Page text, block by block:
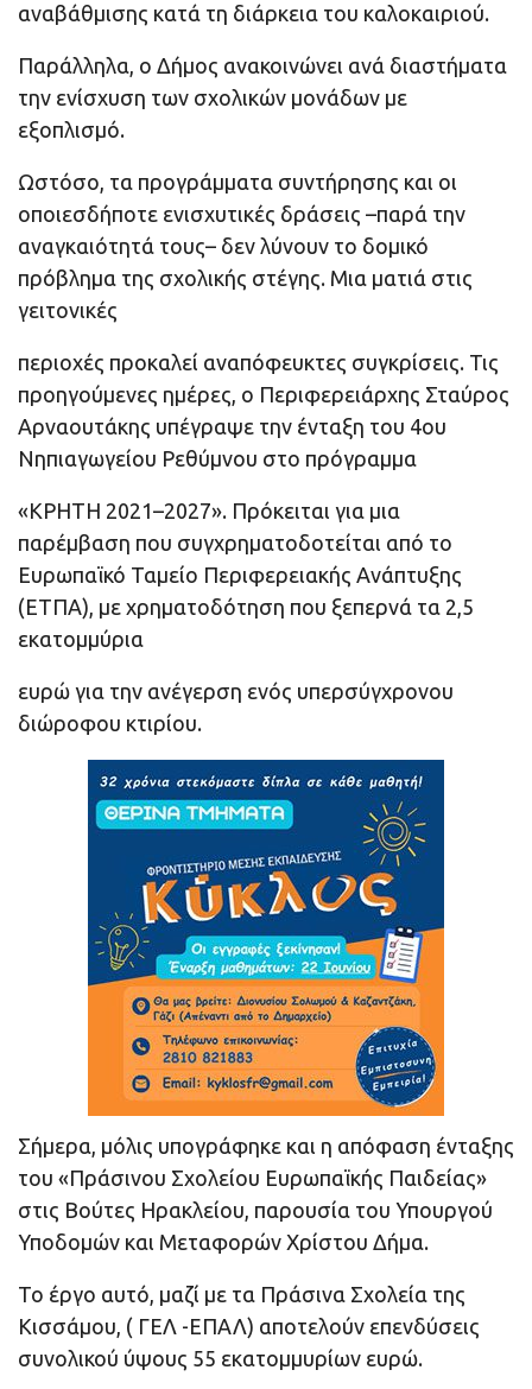
αναβάθμισης κατά τη διάρκεια του καλοκαιριού.
Παράλληλα, ο Δήμος ανακοινώνει ανά διαστήματα
την ενίσχυση των σχολικών μονάδων με
εξοπλισμό.
Ωστόσο, τα προγράμματα συντήρησης και οι
οποιεσδήποτε ενισχυτικές δράσεις –παρά την
αναγκαιότητά τους– δεν λύνουν το δομικό
πρόβλημα της σχολικής στέγης. Μια ματιά στις
γειτονικές
περιοχές προκαλεί αναπόφευκτες συγκρίσεις. Τις
προηγούμενες ημέρες, ο Περιφερειάρχης Σταύρος
Αρναουτάκης υπέγραψε την ένταξη του 4ου
Νηπιαγωγείου Ρεθύμνου στο πρόγραμμα
«ΚΡΗΤΗ 2021–2027». Πρόκειται για μια
παρέμβαση που συγχρηματοδοτείται από το
Ευρωπαϊκό Ταμείο Περιφερειακής Ανάπτυξης
(ΕΤΠΑ), με χρηματοδότηση που ξεπερνά τα 2,5
εκατομμύρια
ευρώ για την ανέγερση ενός υπερσύγχρονου
διώροφου κτιρίου.
Σήμερα, μόλις υπογράφηκε και η απόφαση ένταξης
του «Πράσινου Σχολείου Ευρωπαϊκής Παιδείας»
στις Βούτες Ηρακλείου, παρουσία του Υπουργού
Υποδομών και Μεταφορών Χρίστου Δήμα.
Το έργο αυτό, μαζί με τα Πράσινα Σχολεία της
Κισσάμου, ( ΓΕΛ -ΕΠΑΛ) αποτελούν επενδύσεις
συνολικού ύψους 55 εκατομμυρίων ευρώ.